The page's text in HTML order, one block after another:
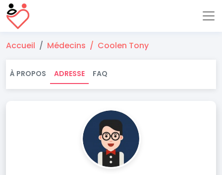
Accueil Médecins Coolen Tony
À PROPOS ADRESSE FAQ